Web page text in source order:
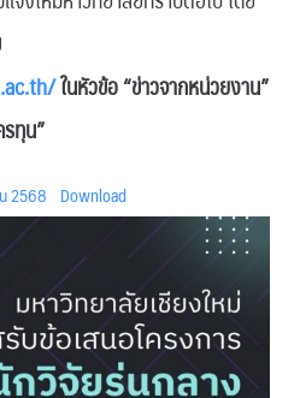
ในหัวข้อ “ข่าวจากหน่วยงาน”
ทุน”
2568 Download